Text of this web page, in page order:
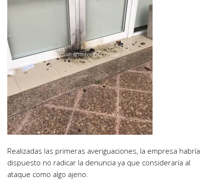
Realizadas las primeras averiguaciones, la empresa habría
dispuesto no radicar la denuncia ya que consideraría al
ataque como algo ajeno.